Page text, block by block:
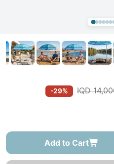
-29%
Add to Cart